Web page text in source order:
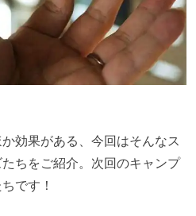
効果がある、今回はそんなス
ちをご紹介。次回のキャンプ
です！